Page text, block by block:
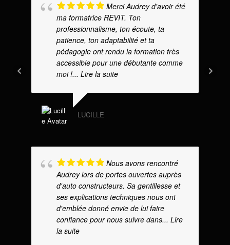
Merci Audrey d'avoir été
ma formatrice REVIT. Ton
professionnalisme, ton écoute, ta
patience, ton adaptabilité et ta
pédagogie ont rendu la formation très
accessible pour une débutante comme
moi !... Lire la suite
LUCILLE
Nous avons rencontré
Audrey lors de portes ouvertes auprès
d'auto constructeurs. Sa gentillesse et
ses explications techniques nous ont
d'emblée donné envie de lui faire
confiance pour nous suivre dans... Lire
la suite